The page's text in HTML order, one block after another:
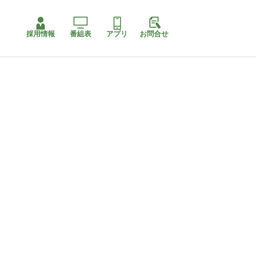
採用情報 番組表 アプリ お問合せ